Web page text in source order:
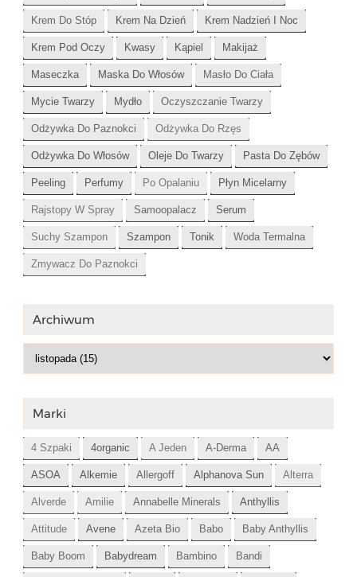
Krem Do Stóp Krem Na Dzień Krem Nadzień I Noc
Krem Pod Oczy Kwasy Kąpiel Makijaż
Maseczka Maska Do Włosów Masło Do Ciała
Mycie Twarzy Mydło Oczyszczanie Twarzy
Odżywka Do Paznokci Odżywka Do Rzęs
Odżywka Do Włosów Oleje Do Twarzy Pasta Do Zębów
Peeling Perfumy Po Opalaniu Płyn Micelarny
Rajstopy W Spray Samoopalacz Serum
Suchy Szampon Szampon Tonik Woda Termalna
Zmywacz Do Paznokci
Archiwum
Marki
4 Szpaki 4organic A Jeden A-Derma AA
ASOA Alkemie Allergoff Alphanova Sun Alterra
Alverde Amilie Annabelle Minerals Anthyllis
Attitude Avene Azeta Bio Babo Baby Anthyllis
Baby Boom Babydream Bambino Bandi